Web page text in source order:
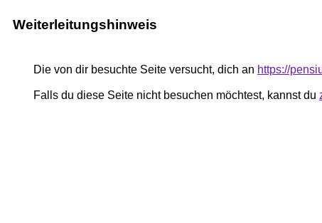
Weiterleitungshinweis
Die von dir besuchte Seite versucht, dich an https://
Falls du diese Seite nicht besuchen möchtest, kannst du